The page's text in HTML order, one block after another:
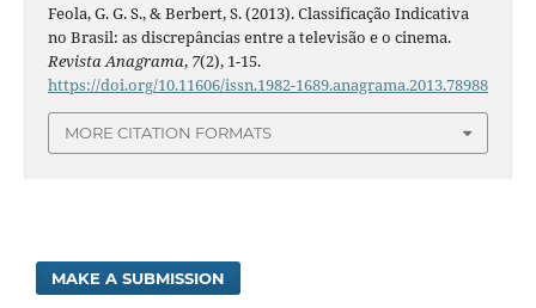
Feola, G. G. S., & Berbert, S. (2013). Classificação Indicativa
no Brasil: as discrepâncias entre a televisão e o cinema.
Revista Anagrama, 7(2), 1-15.
https://doi.org/10.11606/issn.1982-1689.anagrama.2013.78988
MORE CITATION FORMATS
MAKE A SUBMISSION